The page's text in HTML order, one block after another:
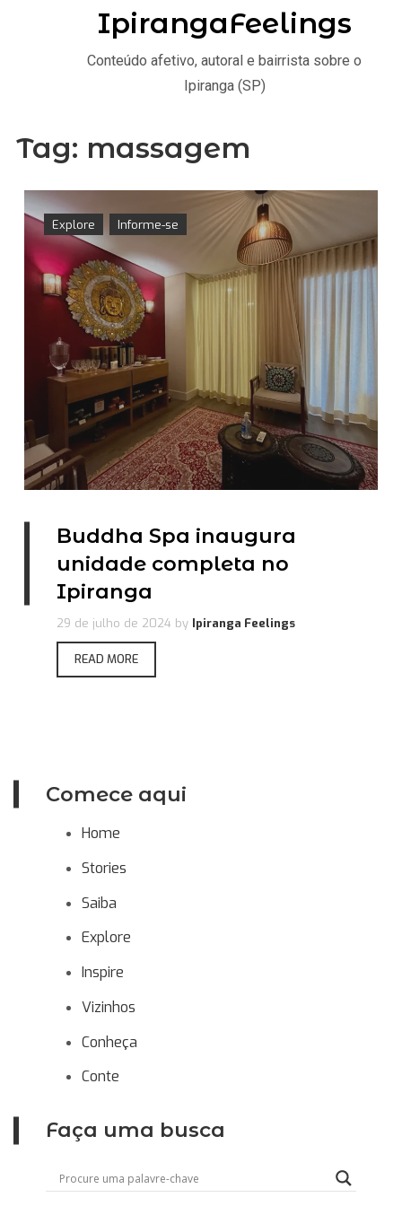
Comece aqui
Home
Stories
Saiba
Explore
Inspire
Vizinhos
Conheça
Conte
Faça uma busca
Tag: massagem
Explore Informe-se
Buddha Spa inaugura
unidade completa no
Ipiranga
29 de julho de 2024 by Ipiranga Feelings
READ MORE
IpirangaFeelings
Conteúdo afetivo, autoral e bairrista sobre o
Ipiranga (SP)